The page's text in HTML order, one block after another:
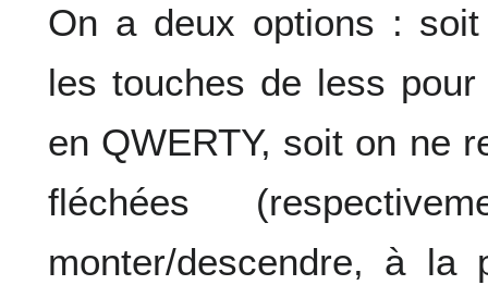
On a deux options :
les touches de less pour
en QWERTY, soit on ne
fléchées
monter/descendre, à